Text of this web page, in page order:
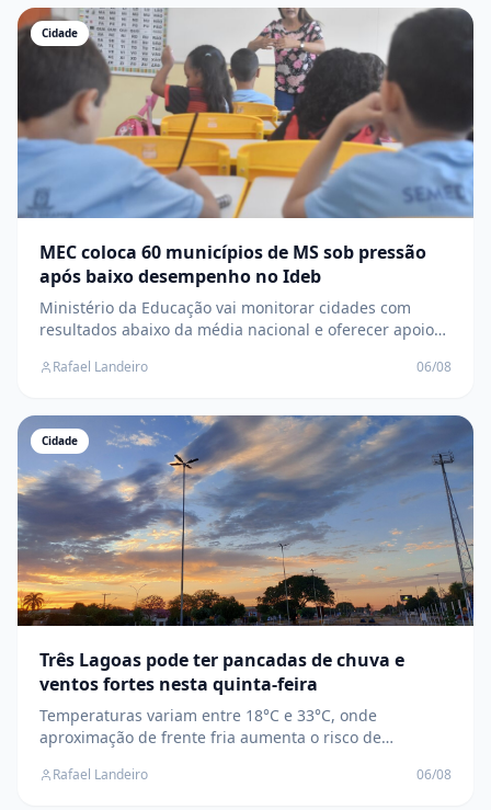
Cidade
MEC coloca 60 municípios de MS sob pressão
após baixo desempenho no Ideb
Ministério da Educação vai monitorar cidades com
resultados abaixo da média nacional e oferecer apoio
Rafael Landeiro 06/08
Cidade
Três Lagoas pode ter pancadas de chuva e
ventos fortes nesta quinta-feira
Temperaturas variam entre 18°C e 33°C, onde
aproximação de frente fria aumenta o risco de
leste de MS
Rafael Landeiro 06/08